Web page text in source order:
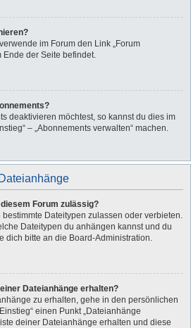
im Forum den Link „Forum
Ende der Seite befindet.
deaktivieren möchtest, so kannst du dies im
– „Abonnements verwalten“ machen.
Dateianhänge
Forum zulässig?
Dateitypen zulassen oder verbieten.
Dateitypen du anhängen kannst und du
dich bitte an die Board-Administration.
Dateianhänge erhalten?
zu erhalten, gehe in den persönlichen
einen Punkt „Dateianhänge
deiner Dateianhänge erhalten und diese